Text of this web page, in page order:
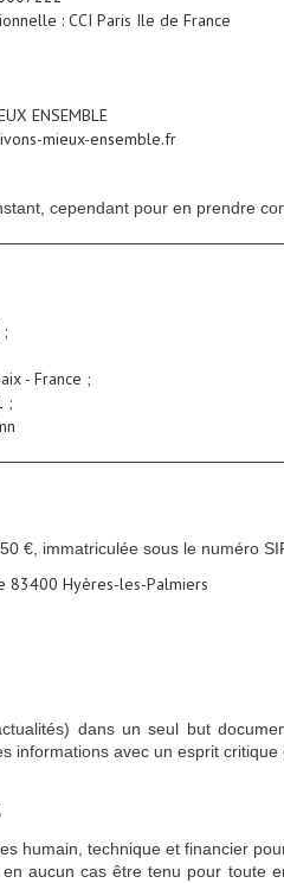
: CCI Paris Ile de France
ENSEMBLE
mieux-ensemble.fr
cependant pour en prendre
- France ;
;
€, immatriculée sous le numéro
83400 Hyères-les-Palmiers
dans un seul but
informations avec un esprit critique
humain, technique et financier
aucun cas être tenu pour toute